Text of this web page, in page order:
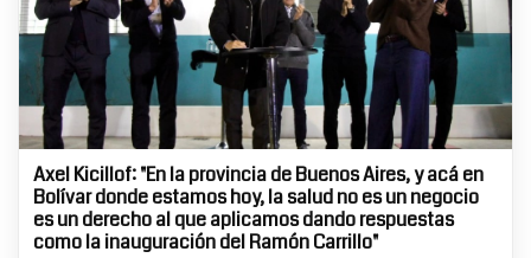
Axel Kicillof: "En la provincia de Buenos Aires, y acá en
Bolívar donde estamos hoy, la salud no es un negocio
es un derecho al que aplicamos dando respuestas
como la inauguración del Ramón Carrillo"